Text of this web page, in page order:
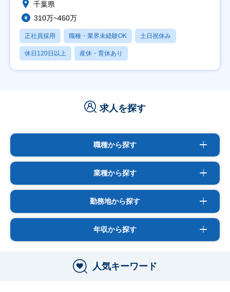
千葉県
310万~460万
正社員採用 職種・業界未経験OK 土日祝休み
休日120日以上 産休・育休あり
求人を探す
職種から探す
業種から探す
勤務地から探す
年収から探す
人気キーワード